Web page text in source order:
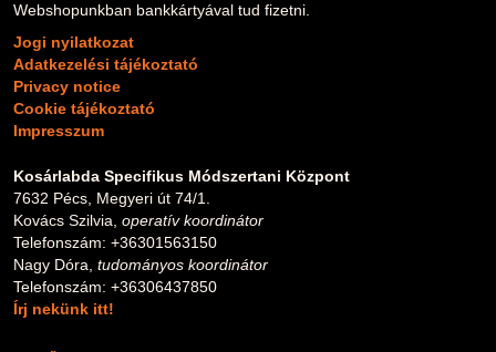
Webshopunkban bankkártyával tud fizetni.
Jogi nyilatkozat
Adatkezelési tájékoztató
Privacy notice
Cookie tájékoztató
Impresszum
Kosárlabda Specifikus Módszertani Központ
7632 Pécs, Megyeri út 74/1.
Kovács Szilvia, operatív koordinátor
Telefonszám: +36301563150
Nagy Dóra, tudományos koordinátor
Telefonszám: +36306437850
Írj nekünk itt!